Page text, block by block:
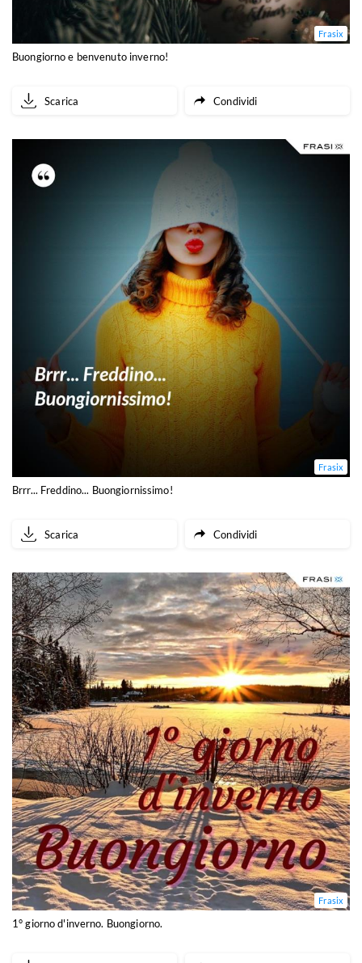
Frasix
Buongiorno e benvenuto inverno!
Scarica Condividi
Frasix
Brrr... Freddino... Buongiornissimo!
Scarica Condividi
Frasix
1° giorno d'inverno. Buongiorno.